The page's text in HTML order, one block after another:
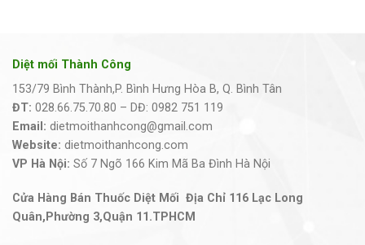
Diệt mối Thành Công
153/79 Bình Thành,P. Bình Hưng Hòa B, Q. Bình Tân
ĐT: 028.66.75.70.80 – DĐ: 0982 751 119
Email: dietmoithanhcong@gmail.com
Website: dietmoithanhcong.com
VP Hà Nội: Số 7 Ngõ 166 Kim Mã Ba Đình Hà Nội
Cửa Hàng Bán Thuốc Diệt Mối Địa Chỉ 116 Lạc Long
Quân,Phường 3,Quận 11.TPHCM